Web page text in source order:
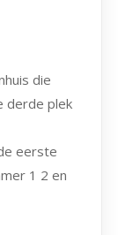
die
derde plek
eerste
1 2 en